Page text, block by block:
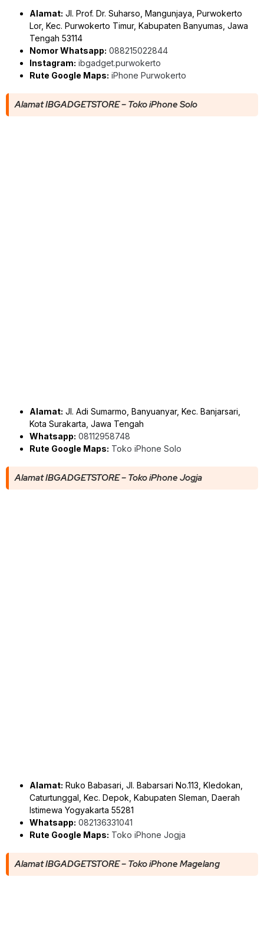
Alamat: Jl. Prof. Dr. Suharso, Mangunjaya, Purwokerto
Lor, Kec. Purwokerto Timur, Kabupaten Banyumas, Jawa
Tengah 53114
Nomor Whatsapp: 088215022844
Instagram: ibgadget.purwokerto
Rute Google Maps: iPhone Purwokerto
Alamat IBGADGETSTORE – Toko iPhone Solo
Alamat: Jl. Adi Sumarmo, Banyuanyar, Kec. Banjarsari,
Kota Surakarta, Jawa Tengah
Whatsapp: 08112958748
Rute Google Maps: Toko iPhone Solo
Alamat IBGADGETSTORE – Toko iPhone Jogja
Alamat: Ruko Babasari, Jl. Babarsari No.113, Kledokan,
Caturtunggal, Kec. Depok, Kabupaten Sleman, Daerah
Istimewa Yogyakarta 55281
Whatsapp: 082136331041
Rute Google Maps: Toko iPhone Jogja
Alamat IBGADGETSTORE – Toko iPhone Magelang